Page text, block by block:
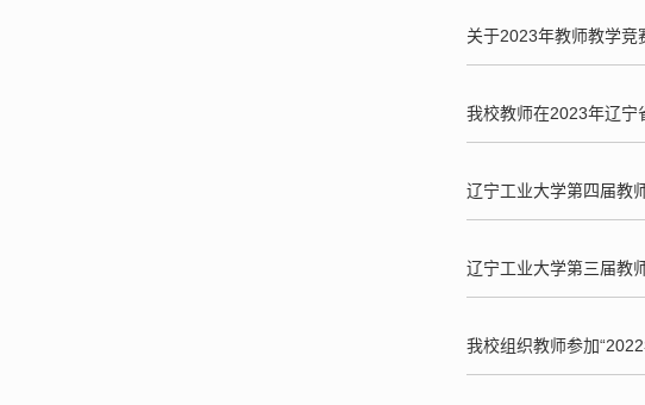
关于2023年教师教学竞
我校教师在2023年辽宁
辽宁工业大学第四届教
辽宁工业大学第三届教
我校组织教师参加